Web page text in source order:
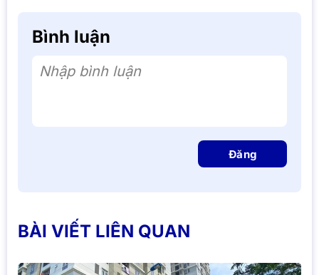
Bình luận
Nhập bình luận
Đăng
BÀI VIẾT LIÊN QUAN